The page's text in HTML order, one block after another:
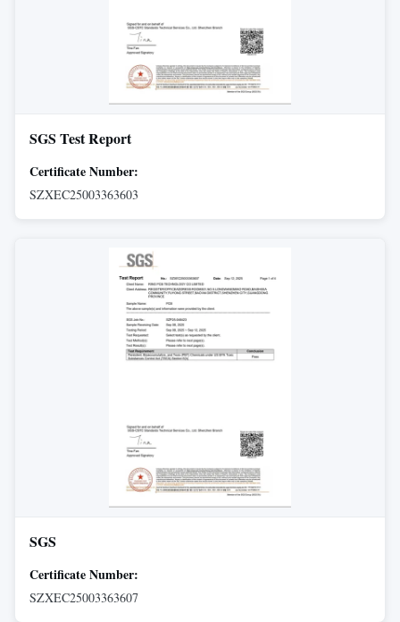
SGS Test Report
Certificate Number:
SZXEC25003363603
SGS
Certificate Number:
SZXEC25003363607